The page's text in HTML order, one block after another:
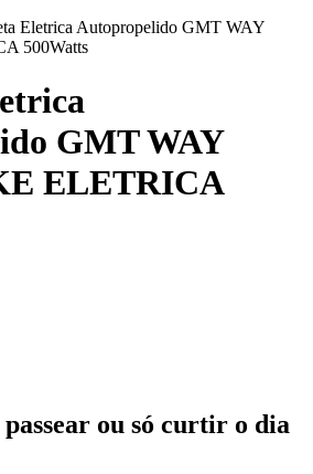
Eletrica Autopropelido GMT WAY
500Watts
GMT WAY
ELETRICA
ou só curtir o dia